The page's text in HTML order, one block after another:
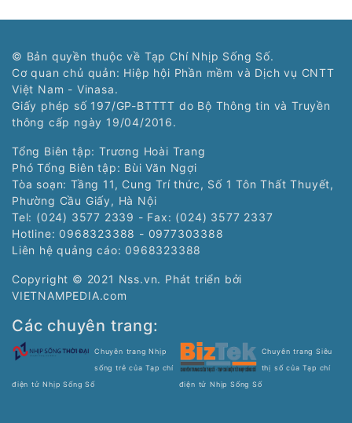
© Bản quyền thuộc về Tạp Chí Nhịp Sống Số.
Cơ quan chủ quản: Hiệp hội Phần mềm và Dịch vụ CNTT
Việt Nam - Vinasa.
Giấy phép số 197/GP-BTTTT do Bộ Thông tin và Truyền
thông cấp ngày 19/04/2016.
Tổng Biên tập: Trương Hoài Trang
Phó Tổng Biên tập: Bùi Văn Ngợi
Tòa soạn: Tầng 11, Cung Trí thức, Số 1 Tôn Thất Thuyết,
Phường Cầu Giấy, Hà Nội
Tel: (024) 3577 2339 - Fax: (024) 3577 2337
Hotline: 0968323388 - 0977303388
Liên hệ quảng cáo: 0968323388
Copyright © 2021 Nss.vn. Phát triển bởi
VIETNAMPEDIA.com
Các chuyên trang:
Chuyên trang Nhịp
sống trẻ của Tạp chí
điện tử Nhịp Sống Số
Chuyên trang Siêu
thị số của Tạp chí
điện tử Nhịp Sống Số